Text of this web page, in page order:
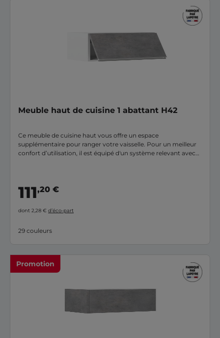
Meuble haut de cuisine 1 abattant H42
Ce meuble de cuisine haut vous offre un espace
supplémentaire pour ranger votre vaisselle. Pour un meilleur
confort d’utilisation, il est équipé d'un système relevant avec
111,20 €
dont 2,28 € d’éco-part
29 couleurs
Promotion